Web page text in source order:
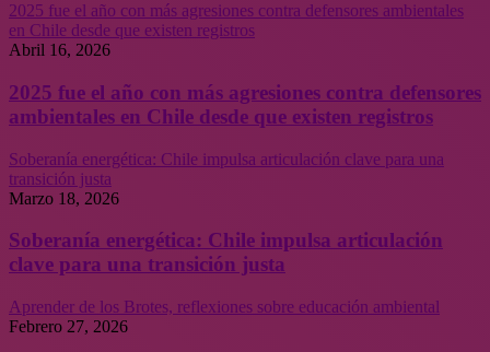
2025 fue el año con más agresiones contra defensores ambientales
en Chile desde que existen registros
Abril 16, 2026
2025 fue el año con más agresiones contra defensores
ambientales en Chile desde que existen registros
Soberanía energética: Chile impulsa articulación clave para una
transición justa
Marzo 18, 2026
Soberanía energética: Chile impulsa articulación
clave para una transición justa
Aprender de los Brotes, reflexiones sobre educación ambiental
Febrero 27, 2026